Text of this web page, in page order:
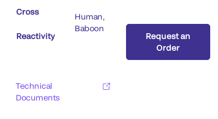
Cross
Reactivity
Human,
Baboon
Technical
Documents
Request an
Order